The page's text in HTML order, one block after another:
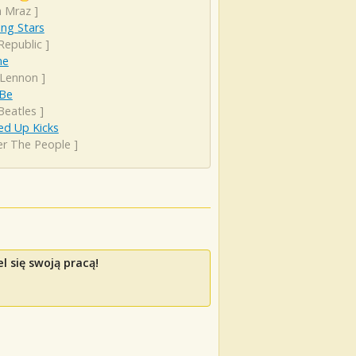
Mraz]
Stars
]
]
]
Up Kicks
The People ]
się swoją pracą!